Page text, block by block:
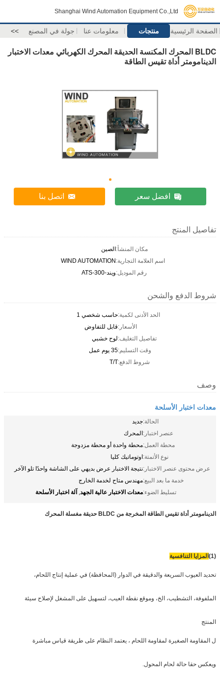
Shanghai Wind Automation Equipment Co.,Ltd
الصفحة الرئيسية منتجات معلومات عنا جولة في المصنع >>
BLDC المحرك المكنسة الحديقة المحرك الكهربائي معدات الاختبار
الدينامومتر أداة تقيس الطاقة
افضل سعر اتصل بنا
تفاصيل المنتج
مكان المنشأ:الصين
اسم العلامة التجارية:WIND AUTOMATION
رقم الموديل:ويند-ATS-300
شروط الدفع والشحن
الحد الأدنى لكمية:حاسب شخصي 1
الأسعار:قابل للتفاوض
تفاصيل التغليف:لوح خشبي
وقت التسليم:35 يوم عمل
شروط الدفع:T/T
وصف
معدات اختبار الأسلحة
الحالة:جديد
عنصر اختبار:المحرك
محطة العمل:محطة واحدة أو محطة مزدوجة
نوع الأتمتة:اوتوماتيك كليا
عرض محتوى عنصر الاختبار:نتيجة الاختبار عرض بديهي على الشاشة واحدًا تلو الآخر
خدمة ما بعد البيع:مهندس متاح لخدمة الخارج
تسليط الضوء:معدات الاختبار عالية الجهد, آلة اختبار الأسلحة
الدينامومتر أداة تقيس الطاقة المخرجة من BLDC حديقة مغسلة المحرك
(1) المزايا التنافسية
تحديد العيوب السريعة والدقيقة في الدوار (المحافظة) في عملية إنتاج اللحام،
الملفوفة، التشطيب، الخ، وموقع نقطة العيب، لتسهيل على المشغل لإصلاح سيئة
المنتج
ل المقاومة الصغيرة لمقاومة اللحام ، يعتمد النظام على طريقة قياس مباشرة
ويعكس حقا حالة لحام المحول.